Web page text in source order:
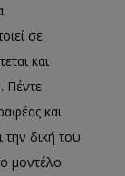
σε
και
Πέντε
και
δική του
μοντέλο